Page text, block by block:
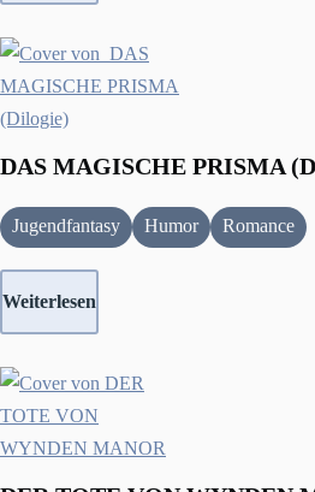
DAS MAGISCHE PRISMA
Jugendfantasy Humor Romance
Weiterlesen